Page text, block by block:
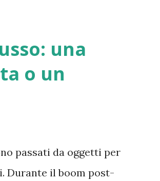
una
o un
passati da oggetti per
Durante il boom post-